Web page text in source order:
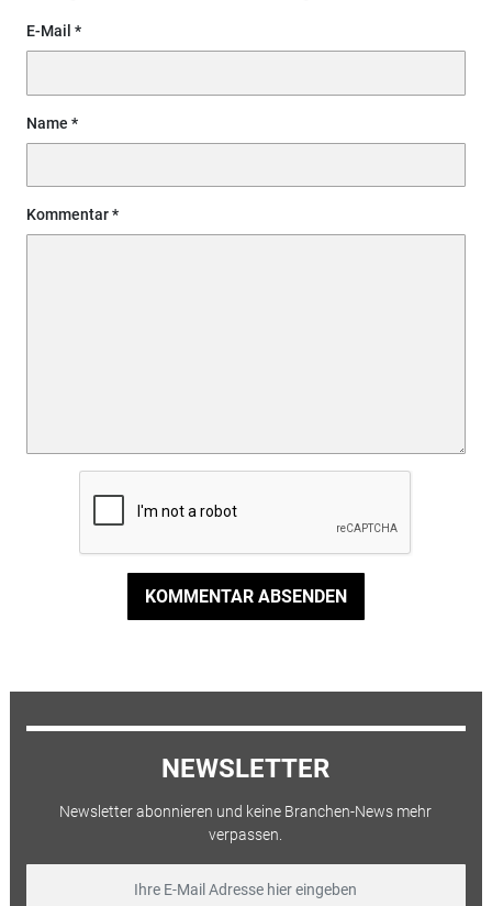
E-Mail
Name
Kommentar
KOMMENTAR ABSENDEN
NEWSLETTER
Newsletter abonnieren und keine Branchen-News mehr
verpassen.